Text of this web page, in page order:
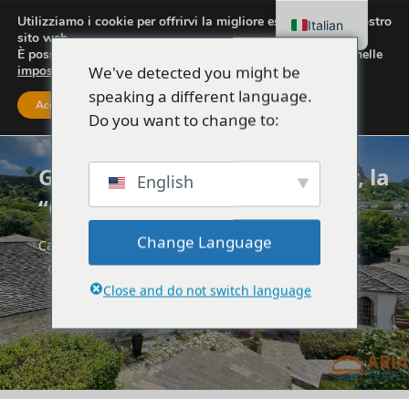
Gemme nascoste: Gjirokaster, la
“Città di Pietra”
Casa
Gemme nascoste: Gjirokaster, la “Città di Pietra”
We've detected you might be
speaking a different language.
Do you want to change to:
English
Change Language
Close and do not switch language
Utilizziamo i cookie per offrirvi la migliore esperienza sul nostro
sito web.
È possibile scoprire quali cookie utilizziamo o disattivarli nelle
impostazioni.
Accettare Impostazioni
Italian